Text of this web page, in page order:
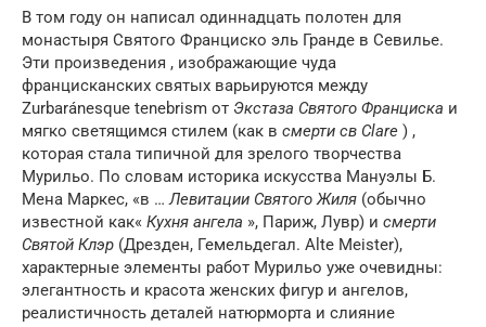
В том году он написал одиннадцать полотен для
монастыря Святого Франциско эль Гранде в Севилье.
Эти произведения , изображающие чуда
францисканских святых варьируются между
Zurbaránesque tenebrism от Экстаза Святого Франциска и
мягко светящимся стилем (как в смерти св Clare ) ,
которая стала типичной для зрелого творчества
Мурильо. По словам историка искусства Мануэлы Б.
Мена Маркес, «в …Левитации Святого Жиля (обычно
известной как« Кухня ангела », Париж, Лувр) и смерти
Святой Клэр (Дрезден, Гемельдегал. Alte Meister),
характерные элементы работ Мурильо уже очевидны:
элегантность и красота женских фигур и ангелов,
реалистичность деталей натюрморта и слияние